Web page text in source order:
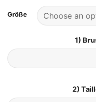
Größe
1)
2)